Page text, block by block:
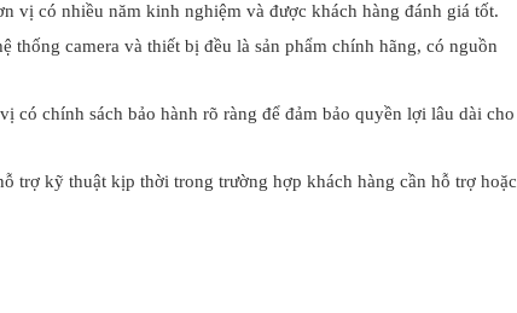
vị có nhiều năm kinh nghiệm và được khách hàng đánh giá tốt.
thống camera và thiết bị đều là sản phẩm chính hãng, có nguồn
có chính sách bảo hành rõ ràng để đảm bảo quyền lợi lâu dài cho
trợ kỹ thuật kịp thời trong trường hợp khách hàng cần hỗ trợ hoặc